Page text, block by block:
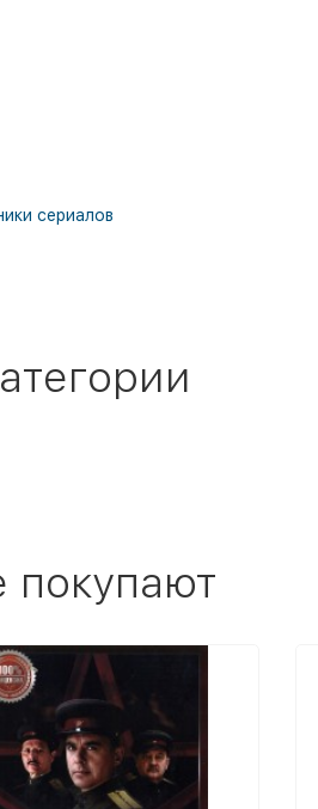
сериалов
покупают